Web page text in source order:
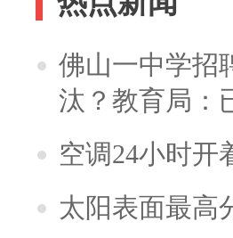
佛山一中学招
汰？教育局：
空调24小时开
太阳表面最高